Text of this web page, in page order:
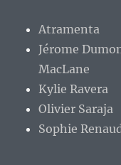
Atramenta
Jérome
MacLane
Kylie Ravera
Olivier Saraja
Sophie